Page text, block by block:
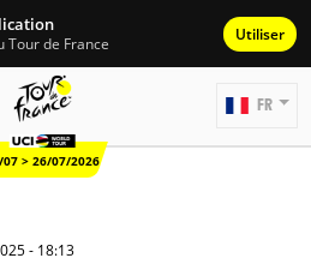
Tour de France Utiliser
> 26/07/2026
FR
- 18:13